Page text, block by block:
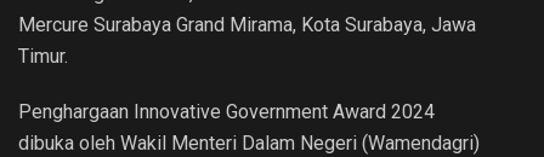
Mercure Surabaya Grand Mirama, Kota Surabaya, Jawa
Timur.
Penghargaan Innovative Government Award 2024
dibuka oleh Wakil Menteri Dalam Negeri (Wamendagri)